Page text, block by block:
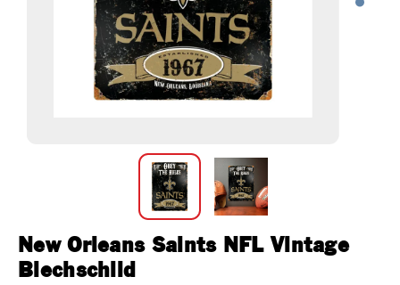
New Orleans Saints NFL Vintage
Blechschild